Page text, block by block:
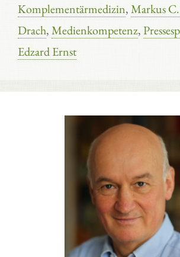
Komplementärmedizin,Markus
Drach,Medienkompetenz,
Edzard Ernst